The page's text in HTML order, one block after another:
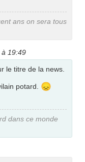
ans on sera tous
19:49
le titre de la news.
potard. 😞
dans ce monde